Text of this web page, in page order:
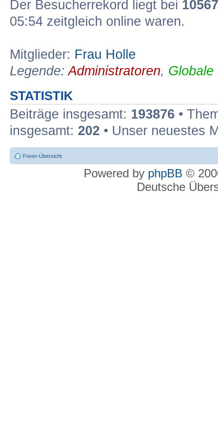
Der Besucherrekord liegt bei 10567
05:54 zeitgleich online waren.
Mitglieder: Frau Holle
Legende:Administratoren, Globale
STATISTIK
Beiträge insgesamt: 193876 •
insgesamt: 202 • Unser neuestes
Foren-Übersicht
Powered by phpBB ©
Deutsche